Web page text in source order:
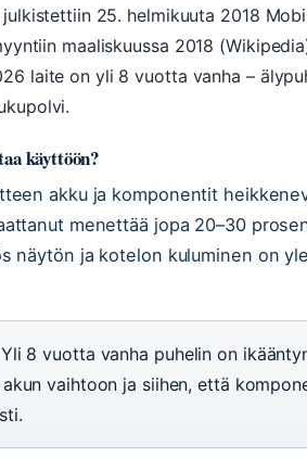
julkistettiin 25. helmikuuta 2018
maaliskuussa 2018
laite on yli 8 vuotta vanha –
käyttöön?
akku ja komponentit
menettää jopa 20–30
näytön ja kotelon kuluminen on
Yli 8 vuotta vanha puhelin on
vaihtoon ja siihen, että